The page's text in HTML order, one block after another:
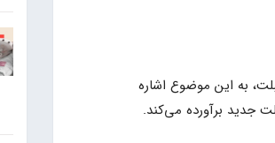
به این موضوع اشاره
جدید برآورده می‌کند.